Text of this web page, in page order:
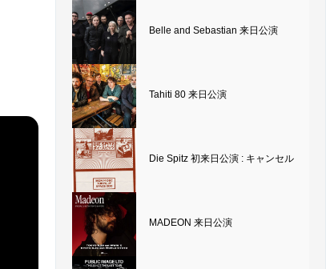
Belle and Sebastian 来日公演
Tahiti 80 来日公演
Die Spitz 初来日公演 : キャンセル
MADEON 来日公演